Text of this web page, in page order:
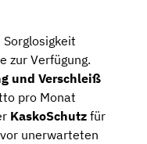
zur Verfügung.
und Verschleiß
pro Monat
KaskoSchutz für
unerwarteten